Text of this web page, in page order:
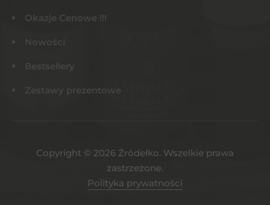
Okazje Cenowe !!!
Nowości
Bestsellery
Zestawy prezentowe
Copyright © 2026 Żródełko. Wszelkie prawa
zastrzeżone.
Polityka prywatności